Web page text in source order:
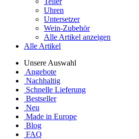
Uhren
Untersetzer
Wein-Zubehör
Alle Artikel anzeigen
Alle Artikel
Unsere Auswahl
Angebote
Nachhaltig
Schnelle Lieferung
Bestseller
Neu
Made in Europe
Blog
FAQ